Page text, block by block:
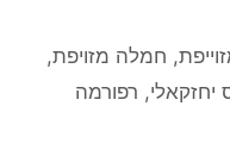
, חמלה מזויפת,
יחזקאלי, רפורמה